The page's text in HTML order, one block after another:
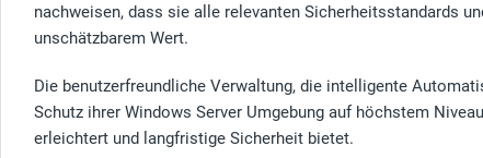
nachweisen, dass sie alle relevanten Sicherheitsstandards
unschätzbarem Wert.
Die benutzerfreundliche Verwaltung, die intelligente
Schutz ihrer Windows Server Umgebung auf höchstem
erleichtert und langfristige Sicherheit bietet.